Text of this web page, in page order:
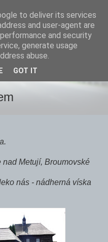
Metují, Broumovské
nás - nádherná víska
to deliver its services
and user-agent are
and security
generate usage
abuse.
GOT IT